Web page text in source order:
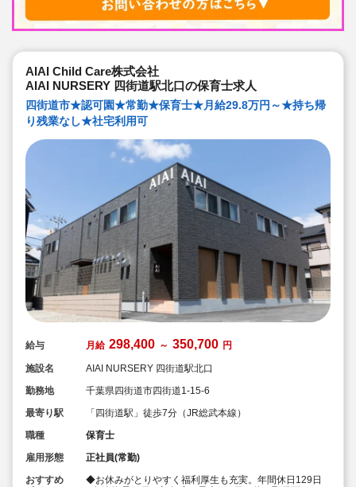
AIAI Child Care株式会社
AIAI NURSERY 四街道駅北口の保育士求人
四街道市★認可園★常勤★保育士★月給29.8万円～★持ち帰
り残業なし★社宅利用可
給与 月給 298,400 ～ 350,700 円
施設名
AIAI NURSERY 四街道駅北口
勤務地
千葉県四街道市四街道1-15-6
最寄り駅
「四街道駅」徒歩7分（JR総武本線）
職種
保育士
雇用形態
正社員(常勤)
おすすめ
◆お休みがとりやすく福利厚生も充実。年間休日129日